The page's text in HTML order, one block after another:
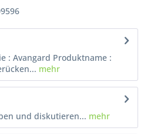
: Avangard Produktname :
mehr
und diskutieren... mehr